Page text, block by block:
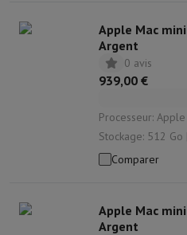
Apple Mac
Argent
0 avis
939,00 €
Processeur: Apple M4
Stockage: 512 Go
Modèle de carte
Comparer
Apple Mac
Argent